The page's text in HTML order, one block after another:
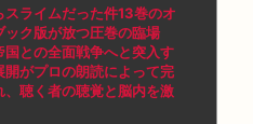
スライムだった件13巻のオ
ック版が放つ圧巻の臨場
国との全面戦争へと突入す
開がプロの朗読によって完
、聴く者の聴覚と脳内を激